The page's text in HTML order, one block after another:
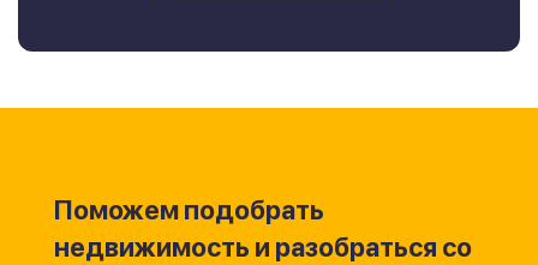
Поможем подобрать
недвижимость и разобраться со